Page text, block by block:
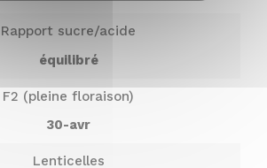
Rapport sucre/acide
équilibré
F2 (pleine floraison)
30-avr
Lenticelles